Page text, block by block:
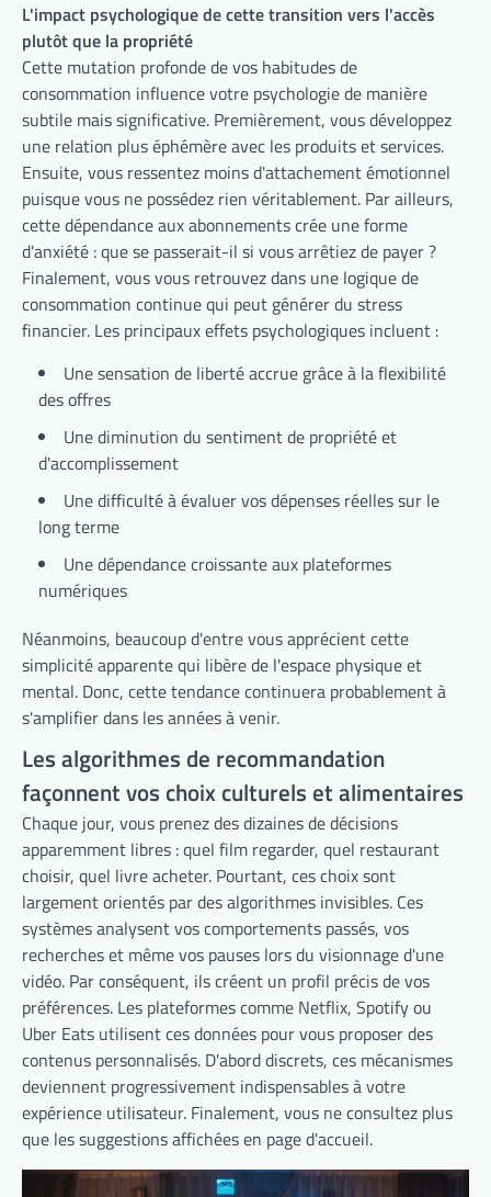
L'impact psychologique de cette transition vers l'accès
plutôt que la propriété
Cette mutation profonde de vos habitudes de
consommation influence votre psychologie de manière
subtile mais significative. Premièrement, vous développez
une relation plus éphémère avec les produits et services.
Ensuite, vous ressentez moins d'attachement émotionnel
puisque vous ne possédez rien véritablement. Par ailleurs,
cette dépendance aux abonnements crée une forme
d'anxiété : que se passerait-il si vous arrêtiez de payer ?
Finalement, vous vous retrouvez dans une logique de
consommation continue qui peut générer du stress
financier. Les principaux effets psychologiques incluent :
Une sensation de liberté accrue grâce à la flexibilité
des offres
Une diminution du sentiment de propriété et
d'accomplissement
Une difficulté à évaluer vos dépenses réelles sur le
long terme
Une dépendance croissante aux plateformes
numériques
Néanmoins, beaucoup d'entre vous apprécient cette
simplicité apparente qui libère de l'espace physique et
mental. Donc, cette tendance continuera probablement à
s'amplifier dans les années à venir.
Les algorithmes de recommandation
façonnent vos choix culturels et alimentaires
Chaque jour, vous prenez des dizaines de décisions
apparemment libres : quel film regarder, quel restaurant
choisir, quel livre acheter. Pourtant, ces choix sont
largement orientés par des algorithmes invisibles. Ces
systèmes analysent vos comportements passés, vos
recherches et même vos pauses lors du visionnage d'une
vidéo. Par conséquent, ils créent un profil précis de vos
préférences. Les plateformes comme Netflix, Spotify ou
Uber Eats utilisent ces données pour vous proposer des
contenus personnalisés. D'abord discrets, ces mécanismes
deviennent progressivement indispensables à votre
expérience utilisateur. Finalement, vous ne consultez plus
que les suggestions affichées en page d'accueil.